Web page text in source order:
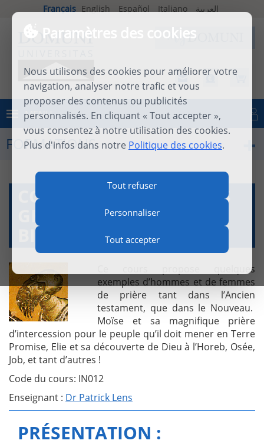
Paramètres des cookies
Nous utilisons des cookies pour améliorer votre
navigation, analyser notre trafic et vous
proposer des contenus ou publicités
personnalisés. En cliquant « Tout accepter »,
vous consentez à notre utilisation des cookies.
Plus d'infos dans notre Politique des cookies.
Tout refuser
Personnaliser
Tout accepter
Français English Español Italiano العربية
MENU Se connecter
FORMATIONS
COMMENT PRIAIENT LES
GRANDS TÉMOINS
BIBLIQUES ?
Ce cours propose quelques
exemples d’hommes et de femmes
de prière tant dans l’Ancien
testament, que dans le Nouveau.
Moïse et sa magnifique prière
d’intercession pour le peuple qu’il doit mener en Terre
Promise, Elie et sa découverte de Dieu à l’Horeb, Osée,
Job, et tant d’autres !
Code du cours: IN012
Enseignant : Dr Patrick Lens
PRÉSENTATION :